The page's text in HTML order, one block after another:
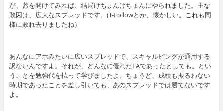
が、蓋を開けてみれば、結局けちょんけちょんにやられました。主な
敗因は、広大なスプレッドです。(T-Followとか、懐かしい。これも同
様に敗れ去りましたね）
あんなにアホみたいに広いスプレッドで、スキャルピングが通用する
訳ないんですよ。それが、どんなに優れたEAであったとしても。とい
うことを勉強代を払って学びましたよ。ちょうど、成績も振るわない
時期であったことを差し引いても、あのスプレッドでは勝てないです
よ。